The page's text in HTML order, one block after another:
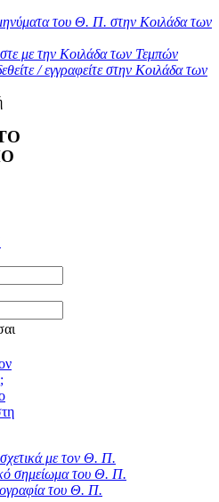
του Θ. Π. στην Κοιλάδα των
με την Κοιλάδα των Τεμπών
/ εγγραφείτε στην Κοιλάδα των
σχετικά με τον Θ. Π.
σημείωμα του Θ. Π.
του Θ. Π.